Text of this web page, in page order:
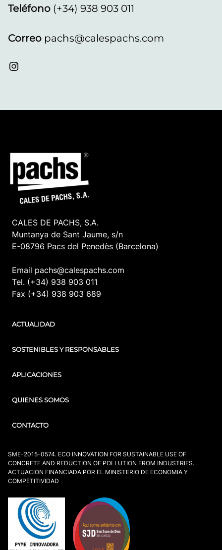
Teléfono (+34) 938 903 011
Correo pachs@calespachs.com
Instagram
CALES DE PACHS, S.A.
Muntanya de Sant Jaume, s/n
E-08796 Pacs del Penedès (Barcelona)
Email pachs@calespachs.com
Tel. (+34) 938 903 011
Fax (+34) 938 903 689
ACTUALIDAD
SOSTENIBLES Y RESPONSABLES
APLICACIONES
QUIENES SOMOS
CONTACTO
SME-2015-0574. ECO INNOVATION FOR SUSTAINABLE USE OF
CONCRETE AND REDUCTION OF POLLUTION FROM INDUSTRIES.
ACTUACION FINANCIADA POR EL MINISTERIO DE ECONOMIA Y
COMPETITIVIDAD